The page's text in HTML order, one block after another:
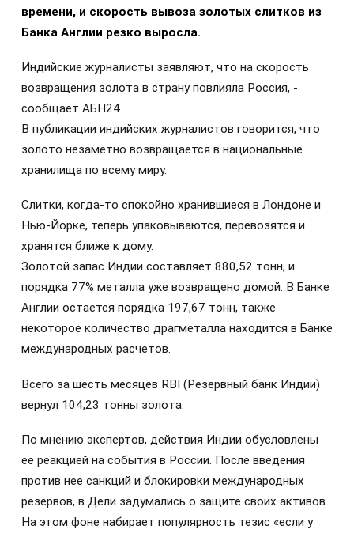
времени, и скорость вывоза золотых слитков из
Банка Англии резко выросла.
Индийские журналисты заявляют, что на скорость
возвращения золота в страну повлияла Россия, -
сообщает АБН24.
В публикации индийских журналистов говорится, что
золото незаметно возвращается в национальные
хранилища по всему миру.
Слитки, когда-то спокойно хранившиеся в Лондоне и
Нью-Йорке, теперь упаковываются, перевозятся и
хранятся ближе к дому.
Золотой запас Индии составляет 880,52 тонн, и
порядка 77% металла уже возвращено домой. В Банке
Англии остается порядка 197,67 тонн, также
некоторое количество драгметалла находится в Банке
международных расчетов.
Всего за шесть месяцев RBI (Резервный банк Индии)
вернул 104,23 тонны золота.
По мнению экспертов, действия Индии обусловлены
ее реакцией на события в России. После введения
против нее санкций и блокировки международных
резервов, в Дели задумались о защите своих активов.
На этом фоне набирает популярность тезис «если у